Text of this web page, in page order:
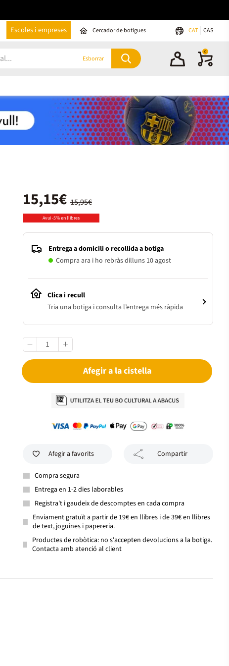
Escoles i empreses Cercador de botigues CAT CAS
Esborrar
0
15,95€
15,15€
Avui -5% en llibres
Entrega a domicili o recollida a botiga
Compra ara i ho rebràs dilluns 10 agost
Clica i recull
Tria una botiga i consulta l’entrega més ràpida
Afegir a la cistella
Afegir a favorits Compartir
Compra segura
Entrega en 1-2 dies laborables
Registra't i gaudeix de descomptes en cada compra
Enviament gratuït a partir de 19€ en llibres i de 39€ en llibres
de text, joguines i papereria.
Productes de robòtica: no s'accepten devolucions a la botiga.
Contacta amb atenció al client